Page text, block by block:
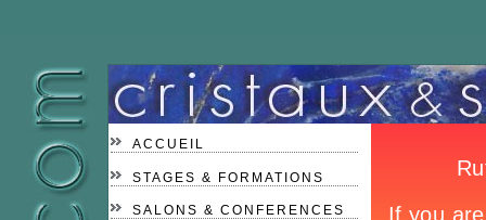
ACCUEIL
STAGES & FORMATIONS
SALONS & CONFERENCES